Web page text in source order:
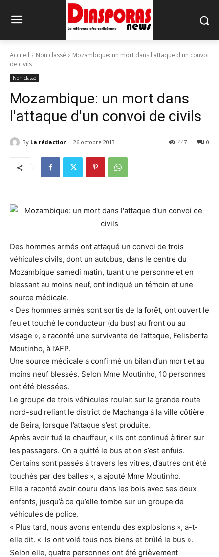
Accueil Non classé
Mozambique: un mort dans l'attaque d'un convoi
de civils
Non classé
Mozambique: un mort dans
l'attaque d'un convoi de civils
By La rédaction 26 octobre 2013 0
447
Des hommes armés ont attaqué un convoi de trois
véhicules civils, dont un autobus, dans le centre du
Mozambique samedi matin, tuant une personne et en
blessant au moins neuf, ont indiqué un témoin et une
source médicale.
« Des hommes armés sont sortis de la forêt, ont ouvert le
feu et touché le conducteur (du bus) au front ou au
visage », a raconté une survivante de l’attaque, Felisberta
Moutinho, à l’AFP.
Une source médicale a confirmé un bilan d’un mort et au
moins neuf blessés. Selon Mme Moutinho, 10 personnes
ont été blessées.
Le groupe de trois véhicules roulait sur la grande route
nord-sud reliant le district de Machanga à la ville côtière
de Beira, lorsque l’attaque s’est produite.
Après avoir tué le chauffeur, « ils ont continué à tirer sur
les passagers. On a quitté le bus et on s’est enfuis.
Certains sont passés à travers les vitres, d’autres ont été
touchés par des balles », a ajouté Mme Moutinho.
Elle a raconté avoir couru dans les bois avec ses deux
enfants, jusqu’à ce qu’elle tombe sur un groupe de
véhicules de police.
« Plus tard, nous avons entendu des explosions », a-t-
elle dit. « Ils ont volé tous nos biens et brûlé le bus ».
Selon elle, quatre personnes ont été grièvement